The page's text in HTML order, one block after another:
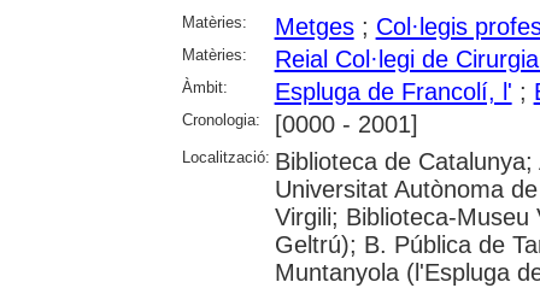
Matèries: Metges; Col·legis
Matèries: Reial Col·legi de
Àmbit: Espluga de Francolí, l' ;
Cronologia: [0000 - 2001]
Localització: Biblioteca de
Universitat Autònoma
Virgili; Biblioteca-
Geltrú); B. Pública de
Muntanyola (l'Espluga